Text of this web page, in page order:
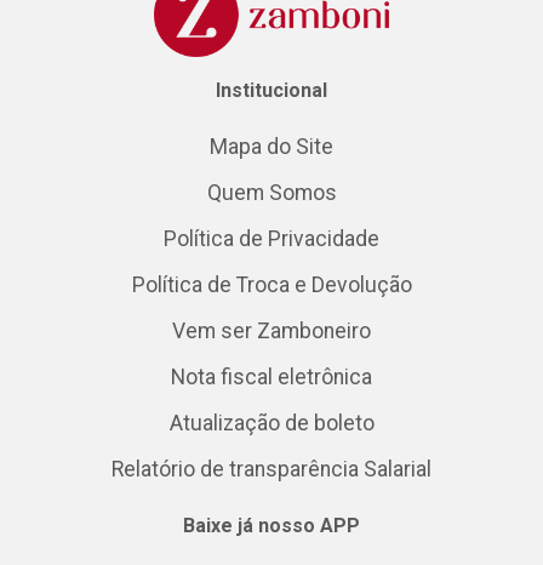
Institucional
Mapa do Site
Quem Somos
Política de Privacidade
Política de Troca e Devolução
Vem ser Zamboneiro
Nota fiscal eletrônica
Atualização de boleto
Relatório de transparência Salarial
Baixe já nosso APP